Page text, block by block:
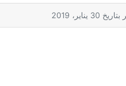
يناير، 2019